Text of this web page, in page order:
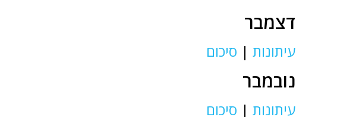
דצמבר
עיתונות | סיכום
נובמבר
עיתונות | סיכום